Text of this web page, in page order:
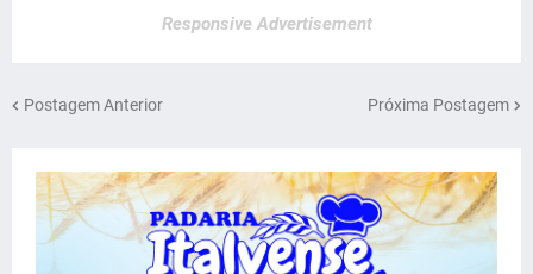
Responsive Advertisement
Postagem Anterior Próxima Postagem